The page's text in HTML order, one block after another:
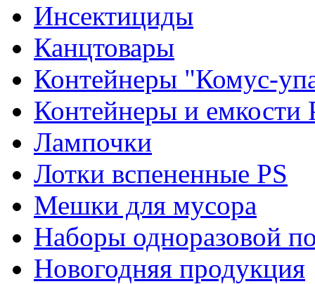
Инсектициды
Канцтовары
Контейнеры "Комус-
Контейнеры и емкости
Лампочки
Лотки вспененные PS
Мешки для мусора
Наборы одноразовой
Новогодняя продукция